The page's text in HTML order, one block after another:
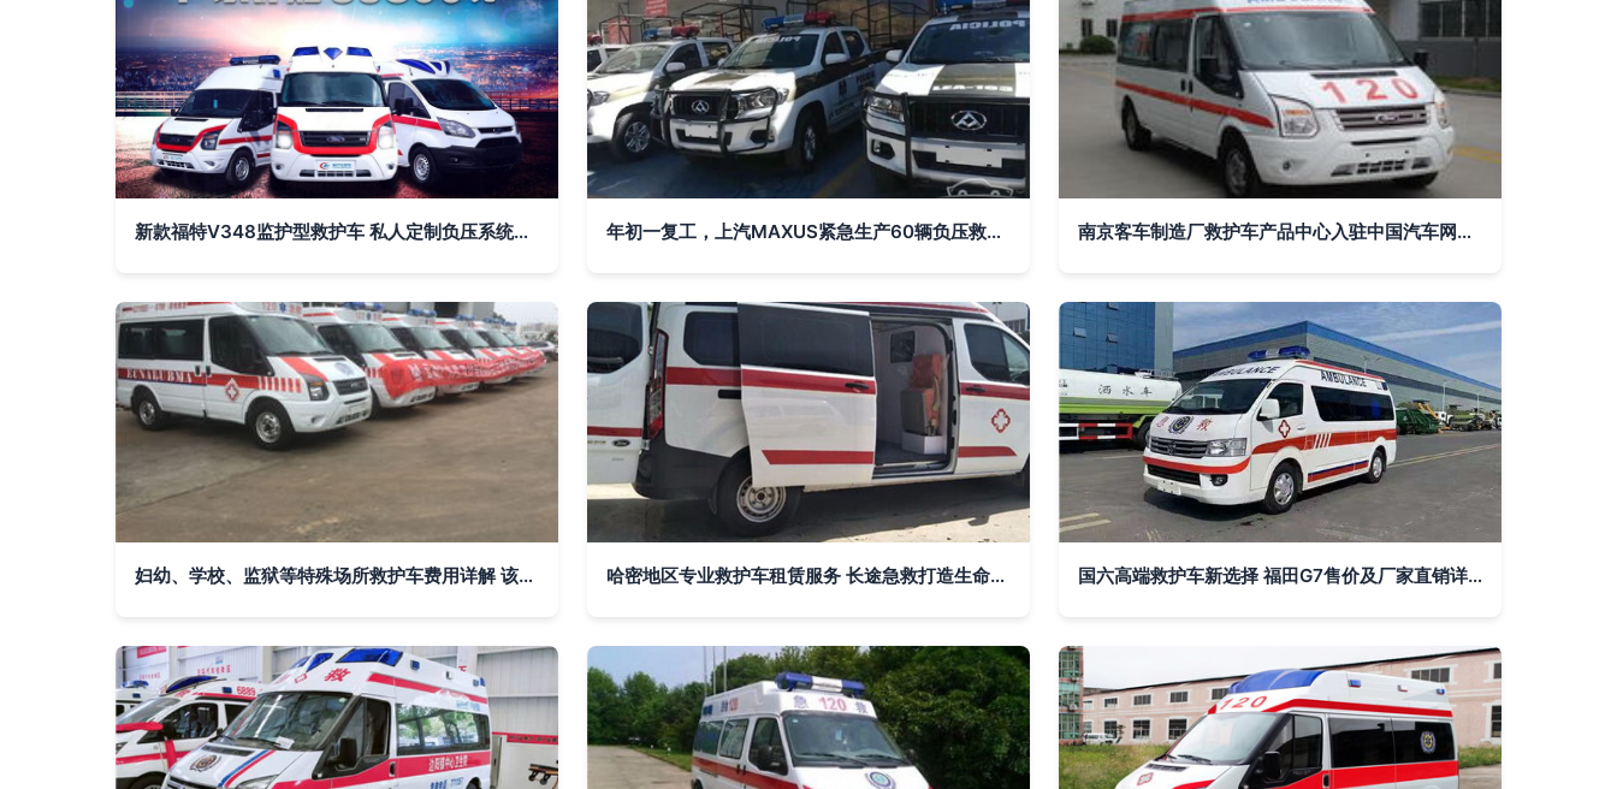
新款福特V348监护型救护车 私人定制负压系统，工厂直供包上户送车 年初一复工，上汽MAXUS紧急生产60辆负压救护车保障疫情防控 南京客车制造厂救护车产品中心入驻中国汽车网企业站 构建全方位急救装备展示平台
妇幼、学校、监狱等特殊场所救护车费用详解 该怎样正确叫救护车？ 哈密地区专业救护车租赁服务 长途急救打造生命安全之路 国六高端救护车新选择 福田G7售价及厂家直销详解